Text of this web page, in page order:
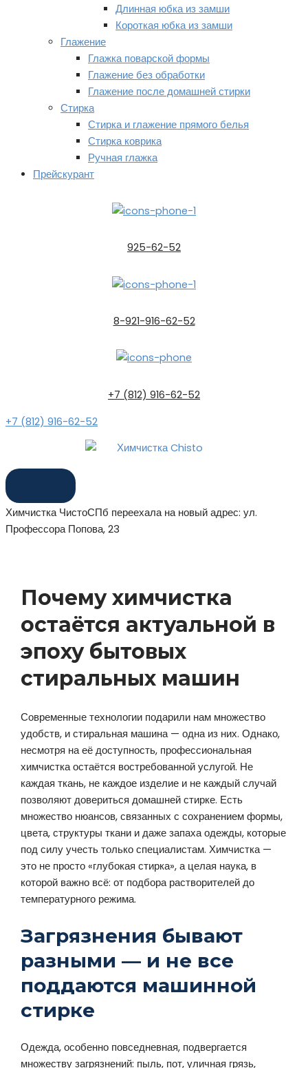
Длинная юбка из замши
Короткая юбка из замши
Глажение
Глажка поварской формы
Глажение без обработки
Глажение после домашней стирки
Стирка
Стирка и глажение прямого белья
Стирка коврика
Ручная глажка
Прейскурант
925-62-52
8-921-916-62-52
+7 (812) 916-62-52
+7 (812) 916-62-52
Химчистка ЧистоСПб переехала на новый адрес: ул.
Профессора Попова, 23
Почему химчистка
остаётся актуальной в
эпоху бытовых
стиральных машин
Современные технологии подарили нам множество
удобств, и стиральная машина — одна из них. Однако,
несмотря на её доступность, профессиональная
химчистка остаётся востребованной услугой. Не
каждая ткань, не каждое изделие и не каждый случай
позволяют довериться домашней стирке. Есть
множество нюансов, связанных с сохранением формы,
цвета, структуры ткани и даже запаха одежды, которые
под силу учесть только специалистам. Химчистка —
это не просто «глубокая стирка», а целая наука, в
которой важно всё: от подбора растворителей до
температурного режима.
Загрязнения бывают
разными — и не все
поддаются машинной
стирке
Одежда, особенно повседневная, подвергается
множеству загрязнений: пыль, пот, уличная грязь,